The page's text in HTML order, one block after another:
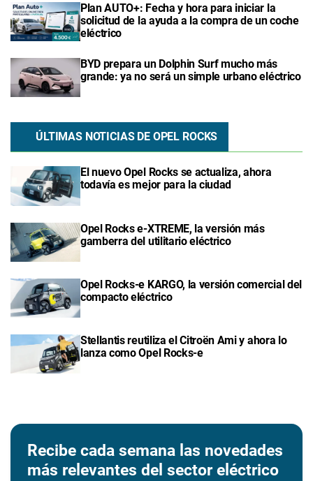
Plan AUTO+: Fecha y hora para iniciar la
solicitud de la ayuda a la compra de un coche
eléctrico
BYD prepara un Dolphin Surf mucho más
grande: ya no será un simple urbano eléctrico
ÚLTIMAS NOTICIAS DE OPEL ROCKS
El nuevo Opel Rocks se actualiza, ahora
todavía es mejor para la ciudad
Opel Rocks e-XTREME, la versión más
gamberra del utilitario eléctrico
Opel Rocks-e KARGO, la versión comercial del
compacto eléctrico
Stellantis reutiliza el Citroën Ami y ahora lo
lanza como Opel Rocks-e
Recibe cada semana las novedades
más relevantes del sector eléctrico